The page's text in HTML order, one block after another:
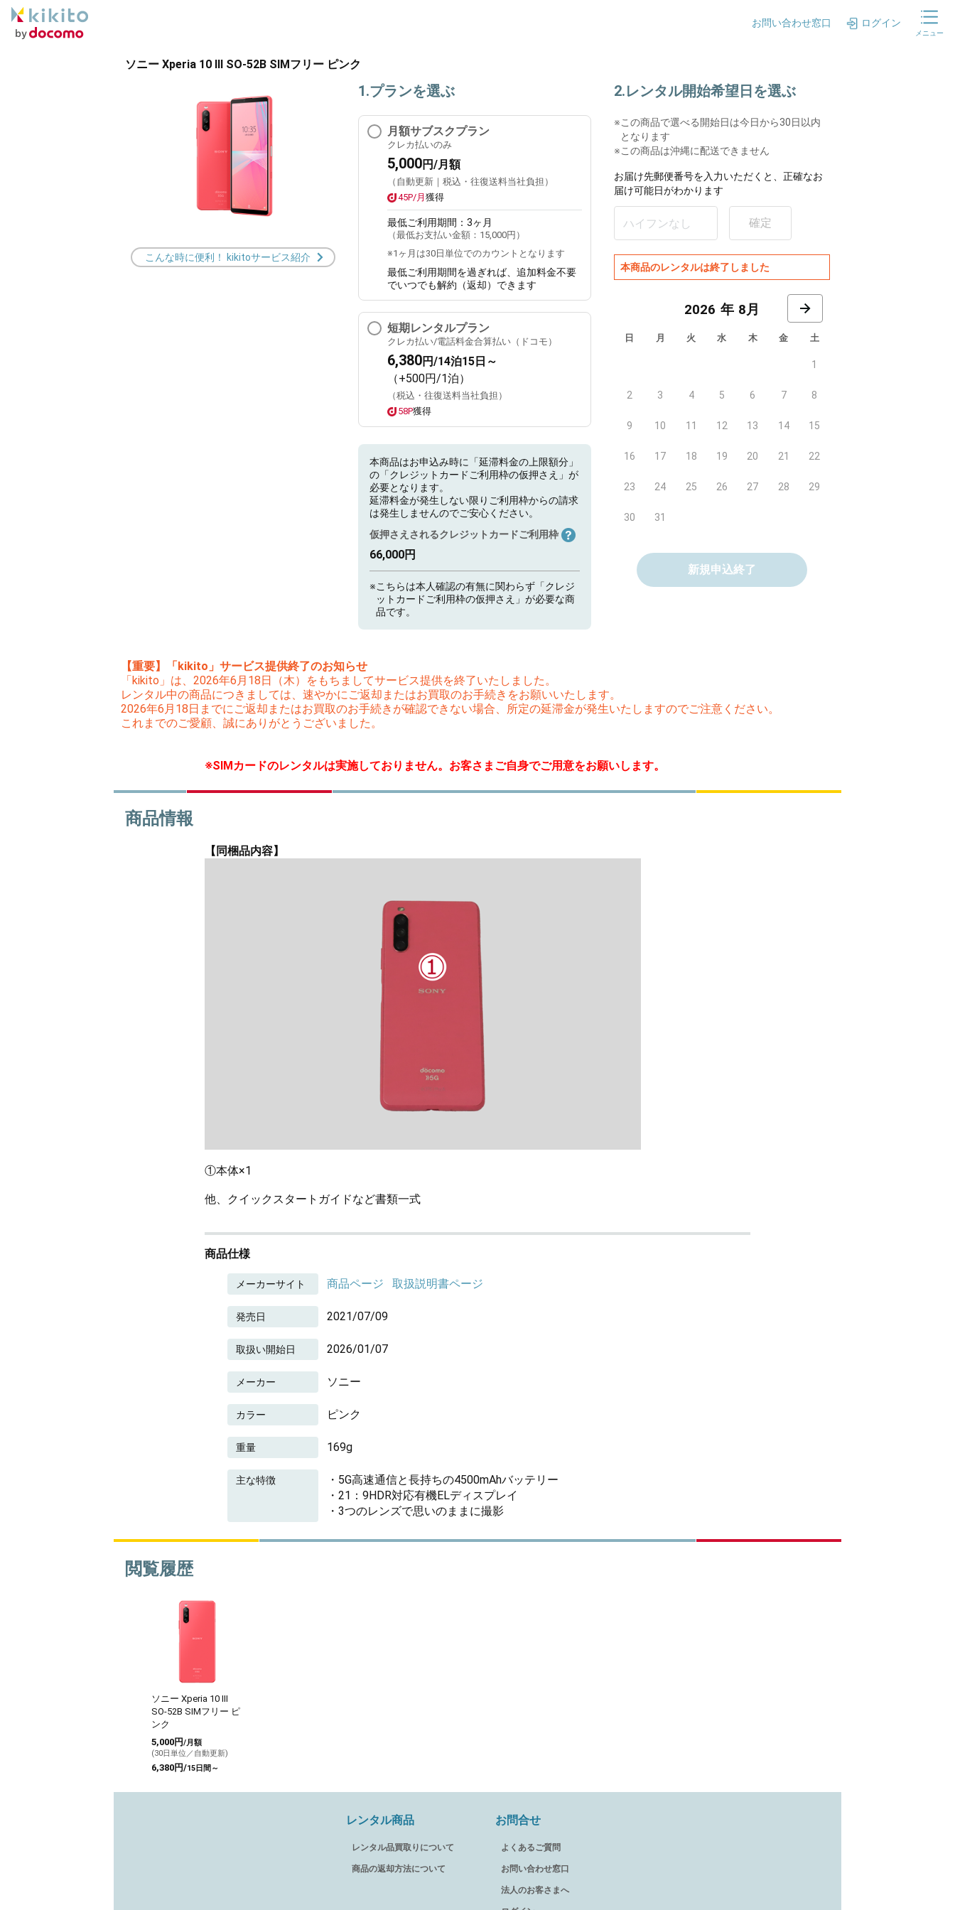
お問い合わせ窓口 ログイン
メニュー
ソニー Xperia 10 III SO-52B SIMフリー ピンク
こんな時に便利！ kikitoサービス紹介
1.プランを選ぶ
月額サブスクプラン
クレカ払いのみ
5,000円/月額
（自動更新｜税込・往復送料当社負担）
45P/月 獲得
最低ご利用期間： 3ヶ月
（最低お支払い金額： 15,000円 ）
※1ヶ月は30日単位でのカウントとなります
最低ご利用期間を過ぎれば、追加料金不要
でいつでも解約（返却）できます
短期レンタルプラン
クレカ払い/電話料金合算払い（ドコモ）
6,380円/14泊15日～
（+500円/1泊）
（税込・往復送料当社負担）
58P獲得
本商品はお申込み時に「延滞料金の上限額分」
の「クレジットカードご利用枠の仮押さえ」が
必要となります。
延滞料金が発生しない限りご利用枠からの請求
は発生しませんのでご安心ください。
仮押さえされるクレジットカードご利用枠
66,000円
※こちらは本人確認の有無に関わらず「クレジ
ットカードご利用枠の仮押さえ」が必要な商
品です。
2.レンタル開始希望日を選ぶ
※この商品で選べる開始日は今日から30日以内
となります
※この商品は沖縄に配送できません
お届け先郵便番号を入力いただくと、正確なお
届け可能日がわかります
確定
本商品のレンタルは終了しました
8月
日 月 火 水 木 金 土
1
2 3 4 5 6 7 8
9 10 11 12 13 14 15
16 17 18 19 20 21 22
23 24 25 26 27 28 29
30 31
新規申込終了
【重要】「kikito」サービス提供終了のお知らせ
「kikito」は、2026年6月18日（木）をもちましてサービス提供を終了いたしました。
レンタル中の商品につきましては、速やかにご返却またはお買取のお手続きをお願いいたします。
2026年6月18日までにご返却またはお買取のお手続きが確認できない場合、所定の延滞金が発生いたしますのでご注意ください。
これまでのご愛顧、誠にありがとうございました。
※SIMカードのレンタルは実施しておりません。お客さまご自身でご用意をお願いします。
商品情報
【同梱品内容】
①本体×1
他、クイックスタートガイドなど書類一式
商品仕様
メーカーサイト 商品ページ 取扱説明書ページ
発売日 2021/07/09
取扱い開始日 2026/01/07
メーカー ソニー
カラー ピンク
重量 169g
主な特徴
・5G高速通信と長持ちの4500mAhバッテリー
・21：9HDR対応有機ELディスプレイ
・3つのレンズで思いのままに撮影
閲覧履歴
ソニー Xperia 10 III
SO-52B SIMフリー ピ
ンク
5,000円/月額
(30日単位／自動更新)
6,380円/15日間～
レンタル商品
レンタル品買取りについて
商品の返却方法について
お問合せ
よくあるご質問
お問い合わせ窓口
法人のお客さまへ